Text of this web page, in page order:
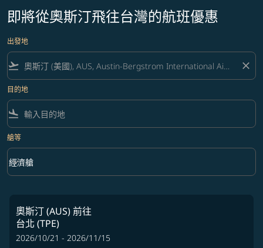
即將從奧斯汀飛往台灣的航班優惠
出發地
flight_takeoff close
目的地
flight_land
艙等
艙等 option 經濟艙 Selected
經濟艙
keyboard_arrow_down
奧斯汀 (AUS)前往
台北 (TPE)
2026/10/21 - 2026/11/15